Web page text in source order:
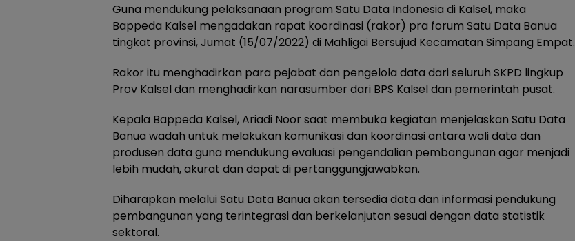
Guna mendukung pelaksanaan program Satu Data Indonesia di Kalsel, maka
Bappeda Kalsel mengadakan rapat koordinasi (rakor) pra forum Satu Data Banua
tingkat provinsi, Jumat (15/07/2022) di Mahligai Bersujud Kecamatan Simpang Empat.
Rakor itu menghadirkan para pejabat dan pengelola data dari seluruh SKPD lingkup
Prov Kalsel dan menghadirkan narasumber dari BPS Kalsel dan pemerintah pusat.
Kepala Bappeda Kalsel, Ariadi Noor saat membuka kegiatan menjelaskan Satu Data
Banua wadah untuk melakukan komunikasi dan koordinasi antara wali data dan
produsen data guna mendukung evaluasi pengendalian pembangunan agar menjadi
lebih mudah, akurat dan dapat di pertanggungjawabkan.
Diharapkan melalui Satu Data Banua akan tersedia data dan informasi pendukung
pembangunan yang terintegrasi dan berkelanjutan sesuai dengan data statistik
sektoral.